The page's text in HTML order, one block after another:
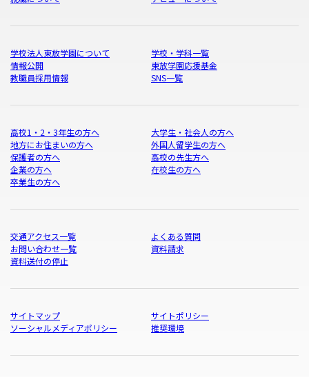
学校法人東放学園について
学校・学科一覧
情報公開
東放学園応援基金
教職員採用情報
SNS一覧
高校1・2・3年生の方へ
大学生・社会人の方へ
地方にお住まいの方へ
外国人留学生の方へ
保護者の方へ
高校の先生方へ
企業の方へ
在校生の方へ
卒業生の方へ
交通アクセス一覧
よくある質問
お問い合わせ一覧
資料請求
資料送付の停止
サイトマップ
サイトポリシー
ソーシャルメディアポリシー
推奨環境